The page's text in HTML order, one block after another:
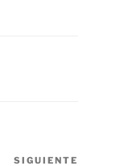
SIGUIENTE